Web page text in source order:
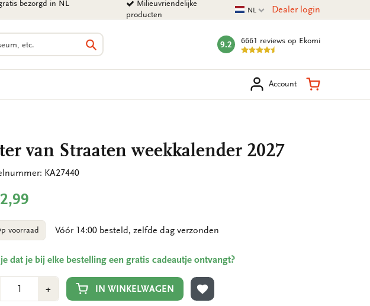
bezorgd in NL
Milieuvriendelijke
producten
Huidige taal
NL Dealer login
Zoeken
mark:
9.2 6661 reviews op Ekomi
Account Winkelmand
van Straaten weekkalender 2027
KA27440
voorraad Vóór 14:00 besteld, zelfde dag verzonden
dat je bij elke bestelling een gratis cadeautje ontvangt?
+Plus
1
IN WINKELWAGEN
TOEVOEGEN AAN VERLANGLIJST